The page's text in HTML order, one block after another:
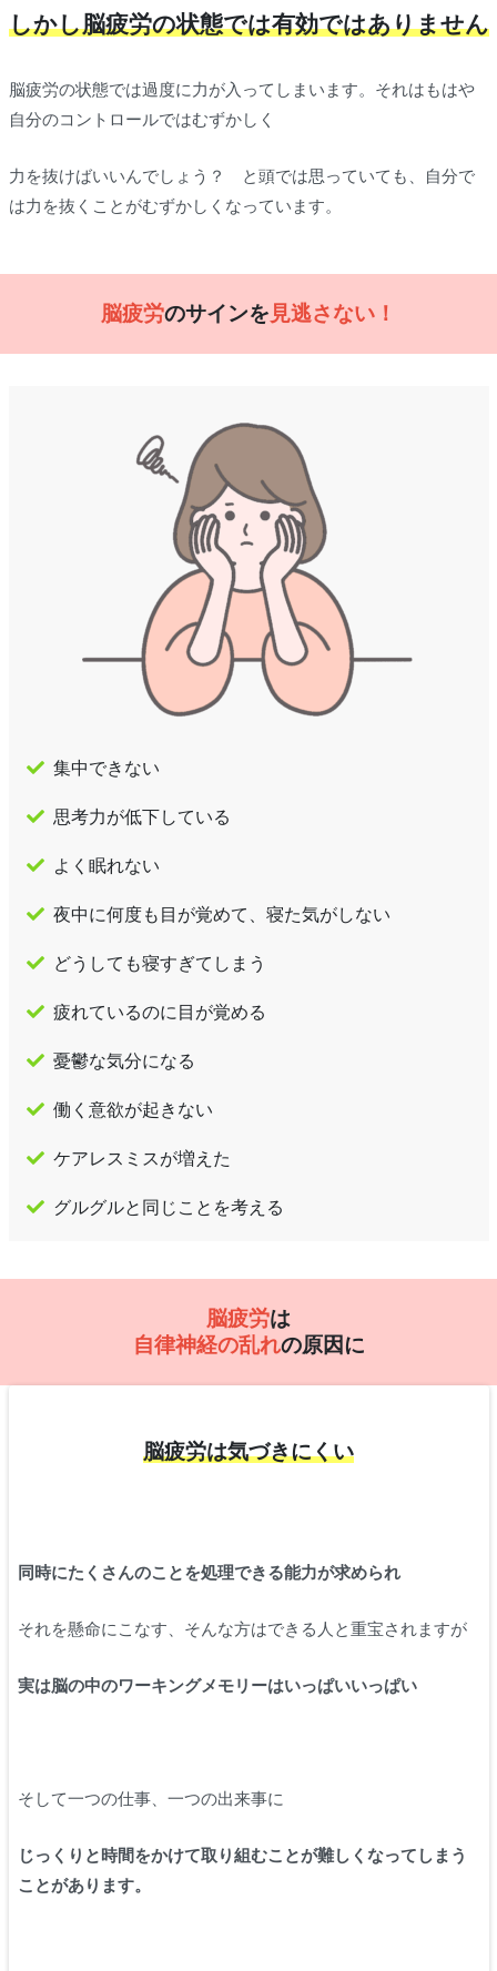
しかし脳疲労の状態では有効ではありません
脳疲労の状態では過度に力が入ってしまいます。それはもはや
自分のコントロールではむずかしく
力を抜けばいいんでしょう？ と頭では思っていても、自分で
は力を抜くことがむずかしくなっています。
脳疲労のサインを 見逃さない！
集中できない
思考力が低下している
よく眠れない
夜中に何度も目が覚めて、寝た気がしない
どうしても寝すぎてしまう
疲れているのに目が覚める
憂鬱な気分になる
働く意欲が起きない
ケアレスミスが増えた
グルグルと同じことを考える
脳疲労は
自律神経の乱れの原因に
脳疲労は気づきにくい
同時にたくさんのことを処理できる能力が求められ
それを懸命にこなす、そんな方はできる人と重宝されますが
実は脳の中のワーキングメモリーはいっぱいいっぱい
そして一つの仕事、一つの出来事に
じっくりと時間をかけて取り組むことが難しくなってしまう
ことがあります。